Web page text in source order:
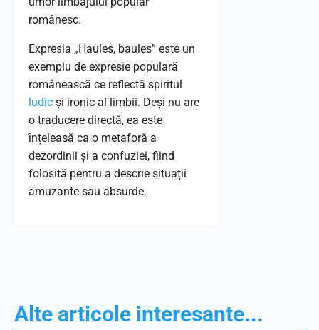
românesc.
Expresia „Haules, baules” este un
exemplu de expresie populară
românească ce reflectă spiritul
ludic și ironic al limbii. Deși nu are
o traducere directă, ea este
înțeleasă ca o metaforă a
dezordinii și a confuziei, fiind
folosită pentru a descrie situații
amuzante sau absurde.
Alte articole interesante...